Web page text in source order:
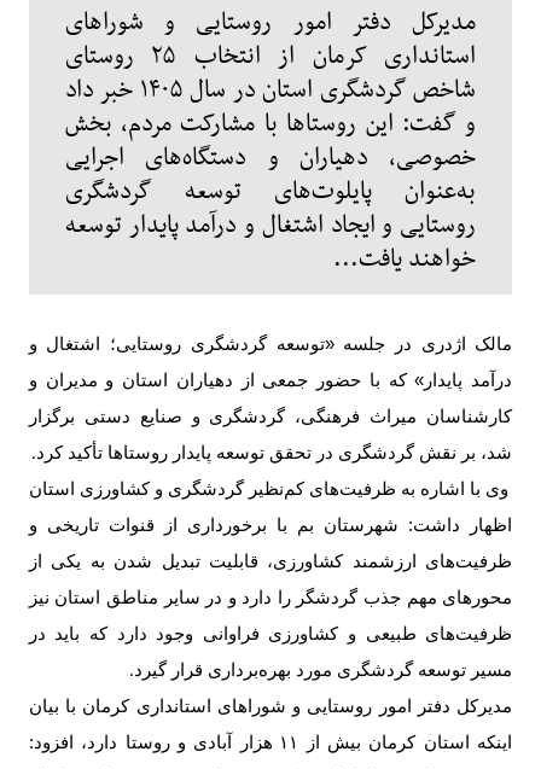
مدیرکل دفتر امور روستایی و شوراهای
استانداری کرمان از انتخاب ۲۵ روستای
شاخص گردشگری استان در سال ۱۴۰۵ خبر داد
و گفت: این روستاها با مشارکت مردم، بخش
خصوصی، دهیاران و دستگاه‌های اجرایی
به‌عنوان پایلوت‌های توسعه گردشگری
روستایی و ایجاد اشتغال و درآمد پایدار توسعه
خواهند یافت...
مالک اژدری در جلسه «توسعه گردشگری روستایی؛ اشتغال و
درآمد پایدار» که با حضور جمعی از دهیاران استان و مدیران و
کارشناسان میراث فرهنگی، گردشگری و صنایع دستی برگزار
شد، بر نقش گردشگری در تحقق توسعه پایدار روستاها تأکید کرد.
وی با اشاره به ظرفیت‌های کم‌نظیر گردشگری و کشاورزی استان
اظهار داشت: شهرستان بم با برخورداری از قنوات تاریخی و
ظرفیت‌های ارزشمند کشاورزی، قابلیت تبدیل شدن به یکی از
محورهای مهم جذب گردشگر را دارد و در سایر مناطق استان نیز
ظرفیت‌های طبیعی و کشاورزی فراوانی وجود دارد که باید در
مسیر توسعه گردشگری مورد بهره‌برداری قرار گیرد.
مدیرکل دفتر امور روستایی و شوراهای استانداری کرمان با بیان
اینکه استان کرمان بیش از
۱۱ هزار آبادی و روستا دارد، افزود: